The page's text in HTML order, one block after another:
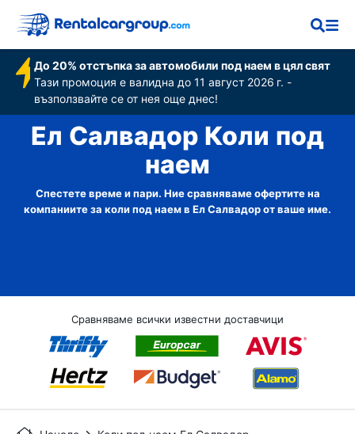
До 20% отстъпка за автомобили под наем в цял свят
Тази промоция е валидна до 11 август 2026 г. -
възползвайте се от нея още днес!
Ел Салвадор Коли под
наем
Спестете време и пари. Ние сравняваме офертите на
компаниите за коли под наем в Ел Салвадор от ваше име.
Сравняваме всички известни доставчици